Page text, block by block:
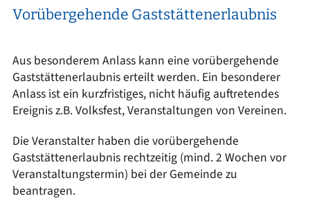
Vorübergehende Gaststättenerlaubnis
Aus besonderem Anlass kann eine vorübergehende
Gaststättenerlaubnis erteilt werden. Ein besonderer
Anlass ist ein kurzfristiges, nicht häufig auftretendes
Ereignis z.B. Volksfest, Veranstaltungen von Vereinen.
Die Veranstalter haben die vorübergehende
Gaststättenerlaubnis rechtzeitig (mind. 2 Wochen vor
Veranstaltungstermin) bei der Gemeinde zu
beantragen.